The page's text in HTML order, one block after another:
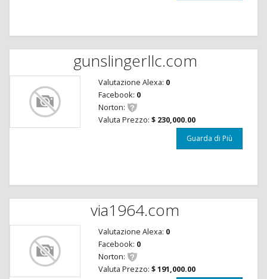
gunslingerllc.com
Valutazione Alexa: 0
Facebook: 0
Norton:
Valuta Prezzo: $ 230,000.00
Guarda di Più
via1964.com
Valutazione Alexa: 0
Facebook: 0
Norton:
Valuta Prezzo: $ 191,000.00